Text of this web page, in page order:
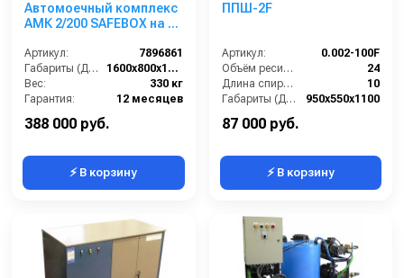
Автомоечный комплекс
АМК 2/200 SAFEBOX на 2
Артикул:
7896861
Габариты (ДхШхВ):
1600х800х1300
Вес:
330 кг
Гарантия:
12 месяцев
388 000 руб.
⚡ В корзину
ППШ-2F
Артикул:
0.002-100F
Объём ресивера компрессора (л):
24
Длина спирального шланга (м):
10
Габариты (ДхШхВ):
950х550х1100
Количество цилиндров компрессора (шт):
87 000 руб.
⚡ В корзину